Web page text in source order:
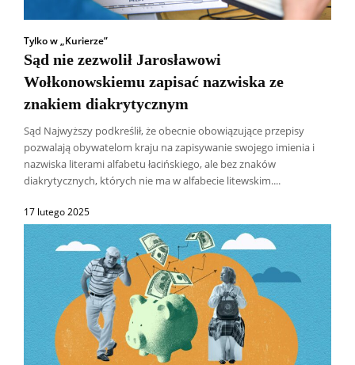
Tylko w „Kurierze”
Sąd nie zezwolił Jarosławowi
Wołkonowskiemu zapisać nazwiska ze
znakiem diakrytycznym
Sąd Najwyższy podkreślił, że obecnie obowiązujące przepisy
pozwalają obywatelom kraju na zapisywanie swojego imienia i
nazwiska literami alfabetu łacińskiego, ale bez znaków
diakrytycznych, których nie ma w alfabecie litewskim....
17 lutego 2025